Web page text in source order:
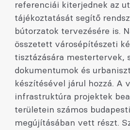
referenciái kiterjednek az
tájékoztatását segítő
bútorzatok tervezésére is.
összetett városépítészeti
tisztázására mestertervek,
dokumentumok és
készítésével járul hozzá. A
infrastruktúra projektek
területein számos
megújításában vett részt.